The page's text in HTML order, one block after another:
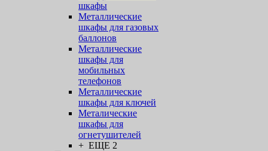
шкафы
Металлические
шкафы для газовых
баллонов
Металлические
шкафы для
мобильных
телефонов
Металлические
шкафы для ключей
Металические
шкафы для
огнетушителей
+ ЕЩЕ 2